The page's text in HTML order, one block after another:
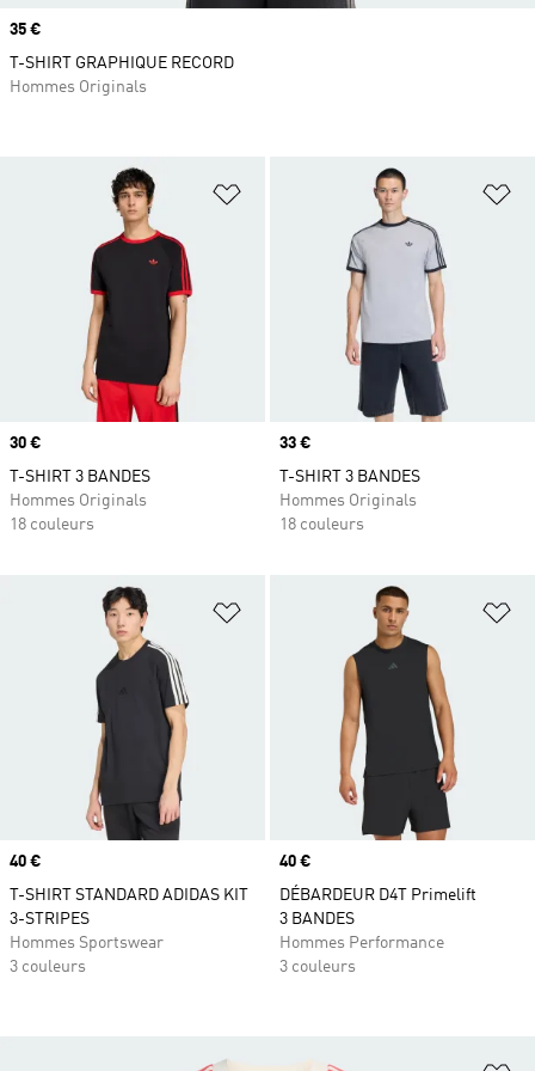
Ajouter à la Liste de produits
Prix
30 €
T-SHIRT 3 BANDES
Hommes Originals
18 couleurs
Prix
33 €
T-SHIRT 3 BANDES
Hommes Originals
18 couleurs
Ajouter à la Liste de produits
Prix
40 €
T-SHIRT STANDARD ADIDAS KIT
3-STRIPES
Hommes Sportswear
3 couleurs
Prix
40 €
DÉBARDEUR D4T Primelift
3 BANDES
Hommes Performance
3 couleurs
Prix
35 €
T-SHIRT GRAPHIQUE RECORD
Hommes Originals